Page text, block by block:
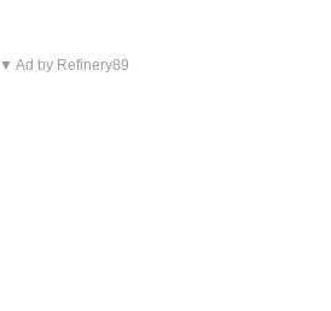
▼ Ad by Refinery89